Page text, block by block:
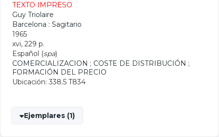
TEXTO IMPRESO
Guy Triolaire
Barcelona : Sagitario
1965
xvi, 229 p.
Español (spa)
COMERCIALIZACION ; COSTE DE DISTRIBUCIÓN ;
FORMACIÓN DEL PRECIO
Ubicación: 338.5 T834
Ejemplares (1)